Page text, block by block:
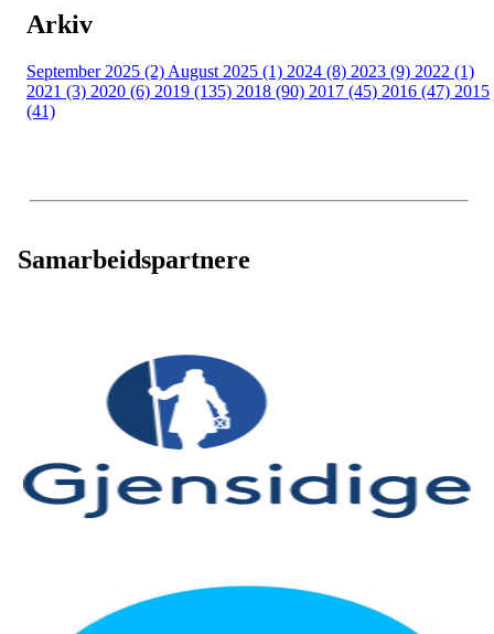
Arkiv
September 2025 (2) August 2025 (1) 2024 (8) 2023 (9) 2022 (1)
2021 (3) 2020 (6) 2019 (135) 2018 (90) 2017 (45) 2016 (47) 2015
(41)
Samarbeidspartnere